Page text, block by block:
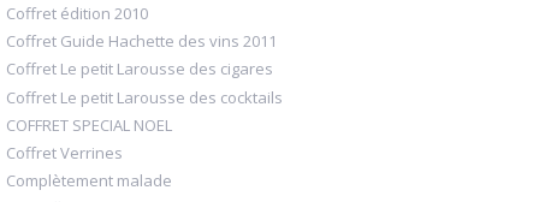
Coffret édition 2010
Coffret Guide Hachette des vins 2011
Coffret Le petit Larousse des cigares
Coffret Le petit Larousse des cocktails
COFFRET SPECIAL NOEL
Coffret Verrines
Complètement malade